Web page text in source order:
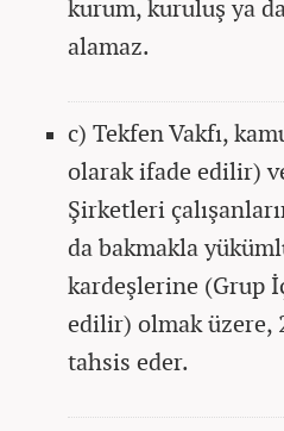
kurum, kuruluş ya
alamaz.
c) Tekfen Vakfı,
olarak ifade edilir)
Şirketleri
da bakmakla
kardeşlerine (Grup
edilir) olmak üzere,
tahsis eder.